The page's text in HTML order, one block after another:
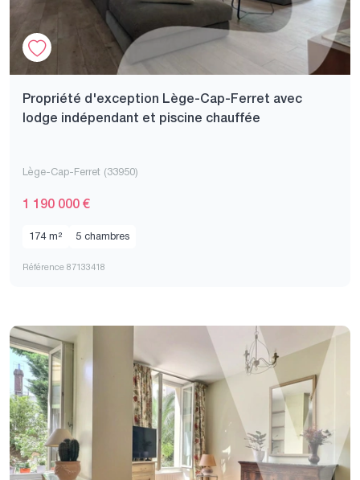
Propriété d'exception Lège-Cap-Ferret avec
lodge indépendant et piscine chauffée
Lège-Cap-Ferret (33950)
1 190 000 €
174 m² 5 chambres
Référence 87133418